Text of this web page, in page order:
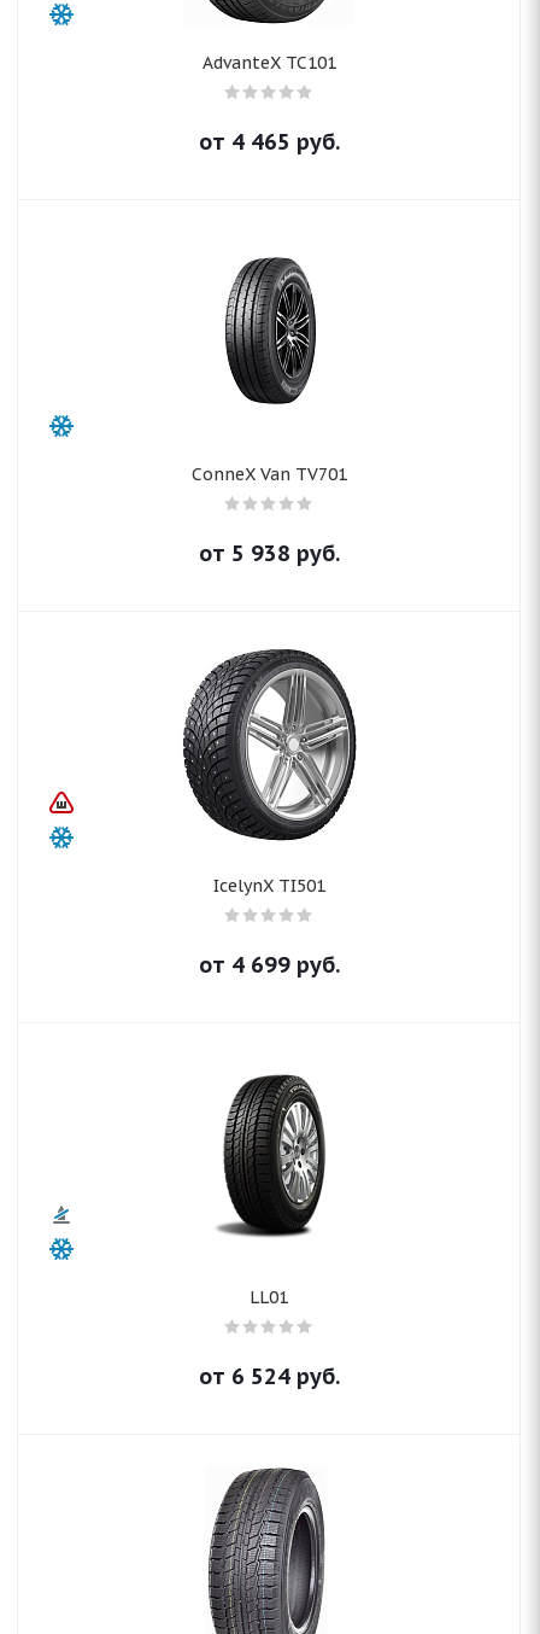
AdvanteX TC101
от 4 465 руб.
ConneX Van TV701
от 5 938 руб.
IcelynX TI501
от 4 699руб.
LL01
от 6 524руб.